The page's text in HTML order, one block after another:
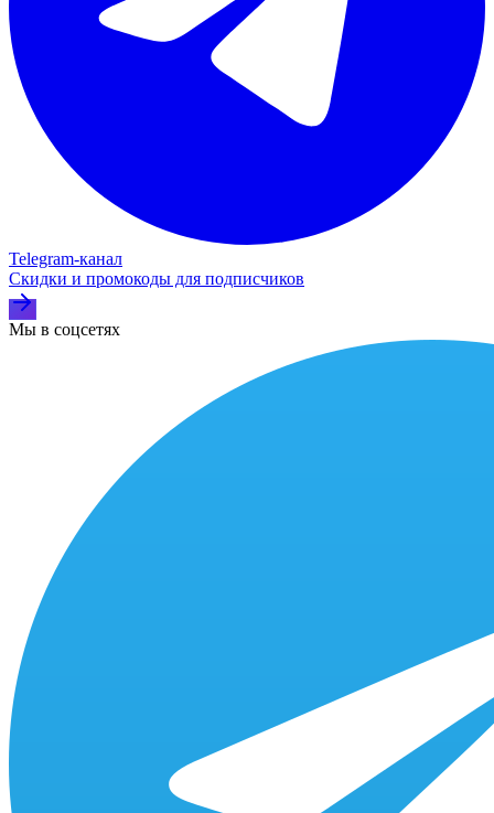
Telegram‑канал
Скидки и промокоды для подписчиков
Мы в соцсетях